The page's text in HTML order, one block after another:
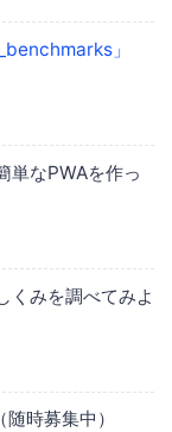
」
単なPWAを作っ
みを調べてみよ
時募集中）